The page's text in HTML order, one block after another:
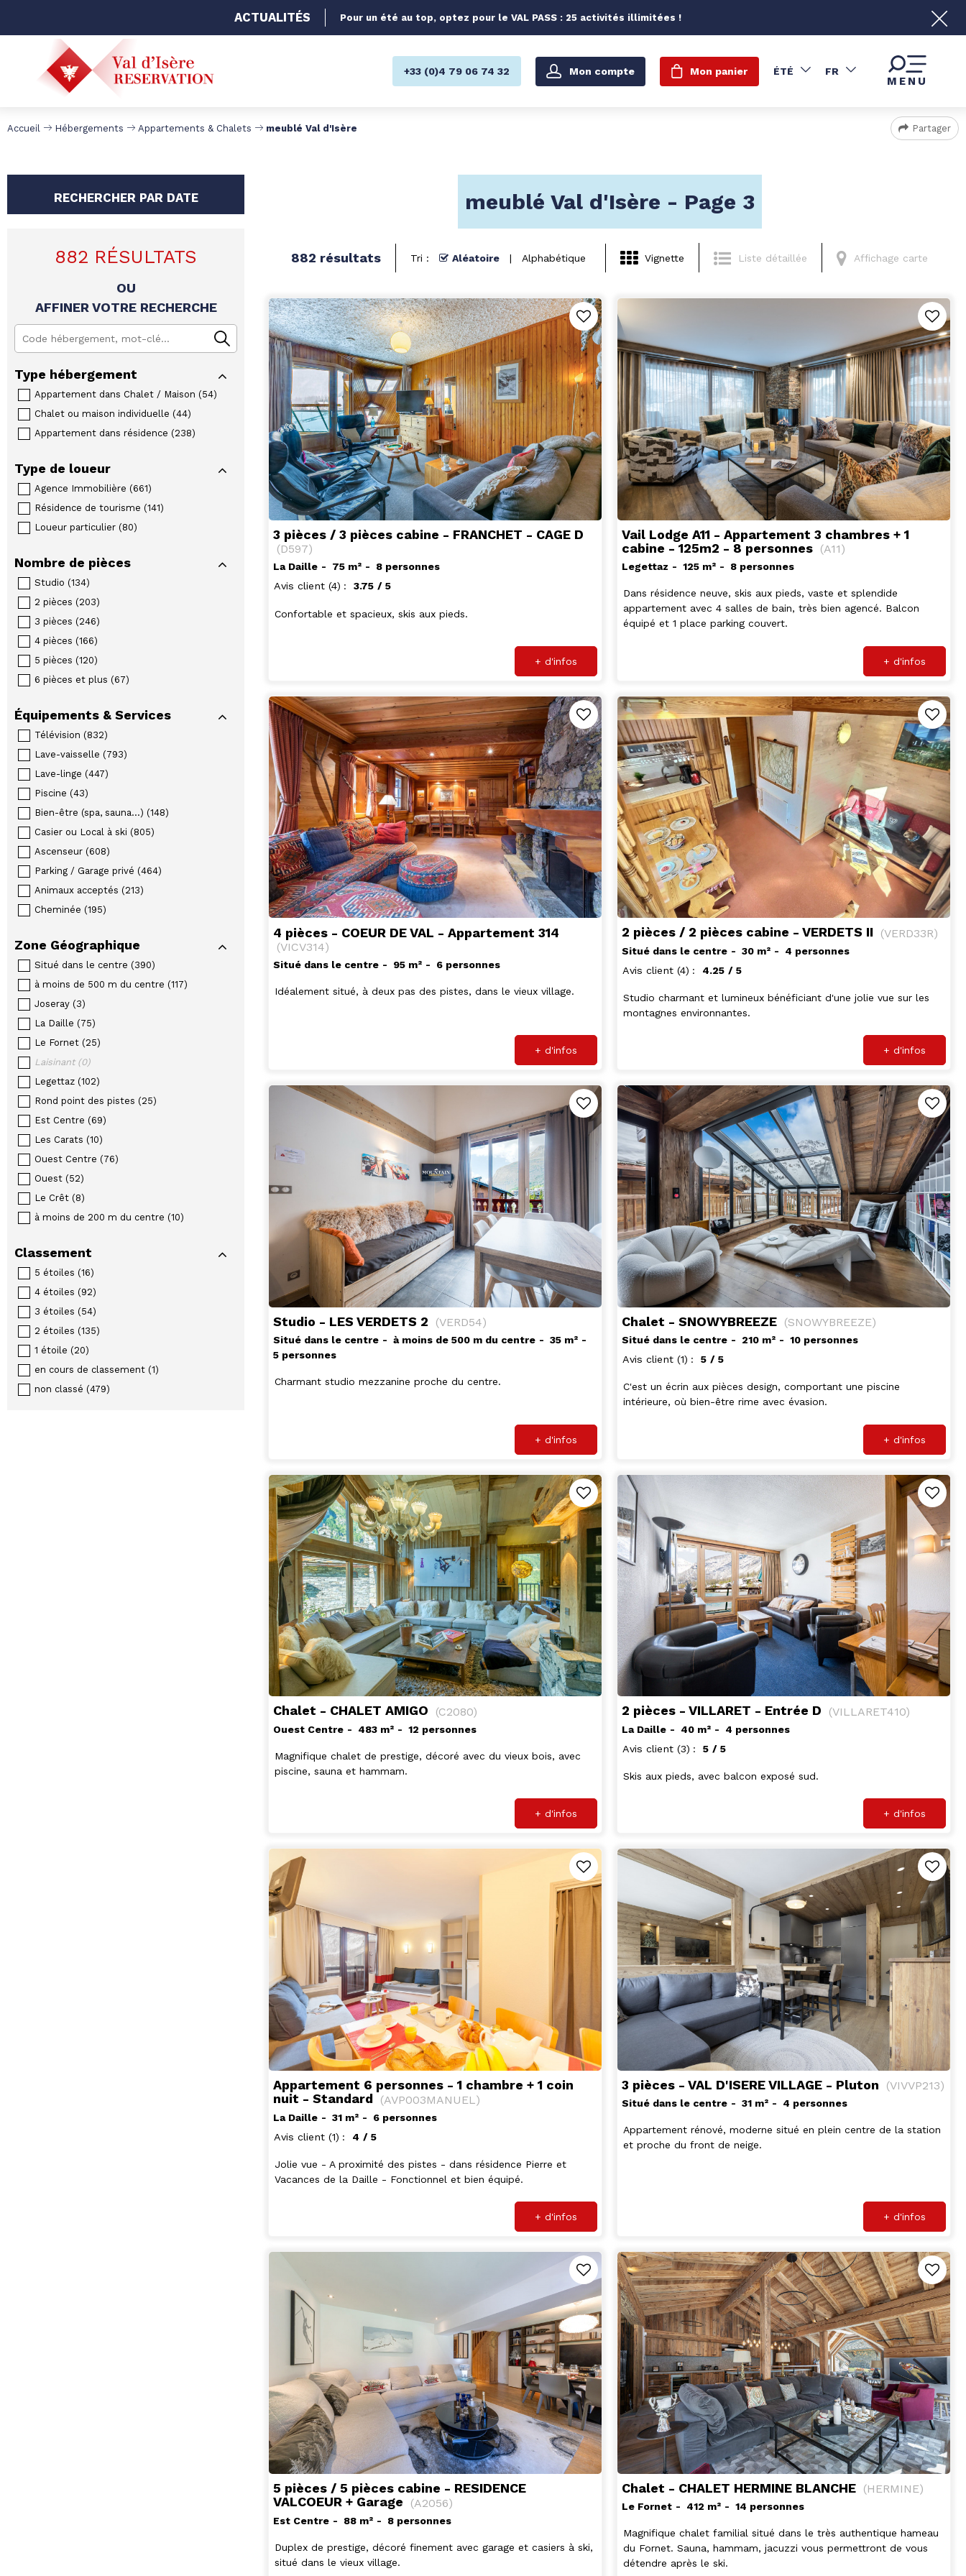
ACTUALITÉS Pour un été au top, optez pour le VAL PASS : 25 activités illimitées !
+33 (0)4 79 06 74 32 Mon compte Mon panier ÉTÉ FR
MENU
Accueil Hébergements Appartements & Chalets meublé Val d'Isère Partager
RECHERCHER PAR DATE
OU
AFFINER VOTRE RECHERCHE
882 RÉSULTATS
Type hébergement
Appartement dans Chalet / Maison (54)
Chalet ou maison individuelle (44)
Appartement dans résidence (238)
Type de loueur
Agence Immobilière (661)
Résidence de tourisme (141)
Loueur particulier (80)
Nombre de pièces
Studio (134)
2 pièces (203)
3 pièces (246)
4 pièces (166)
5 pièces (120)
6 pièces et plus (67)
Équipements & Services
Télévision (832)
Lave-vaisselle (793)
Lave-linge (447)
Piscine (43)
Bien-être (spa, sauna...) (148)
Casier ou Local à ski (805)
Ascenseur (608)
Parking / Garage privé (464)
Animaux acceptés (213)
Cheminée (195)
Zone Géographique
Situé dans le centre (390)
à moins de 500 m du centre (117)
Joseray (3)
La Daille (75)
Le Fornet (25)
Laisinant (0)
Legettaz (102)
Rond point des pistes (25)
Est Centre (69)
Les Carats (10)
Ouest Centre (76)
Ouest (52)
Le Crêt (8)
à moins de 200 m du centre (10)
Classement
5 étoiles (16)
4 étoiles (92)
3 étoiles (54)
2 étoiles (135)
1 étoile (20)
en cours de classement (1)
non classé (479)
meublé Val d'Isère - Page 3
Vignette Liste détaillée Affichage carte
882 résultats Tri : Aléatoire Alphabétique
3 pièces / 3 pièces cabine - FRANCHET - CAGE D
(D597)
La Daille 75 m²
8 personnes
Avis client (4) 3.75 / 5
Confortable et spacieux, skis aux pieds.
+ d'infos
Vail Lodge A11 - Appartement 3 chambres + 1
cabine - 125m2 - 8 personnes (A11)
Legettaz 125 m² 8 personnes
Dans résidence neuve, skis aux pieds, vaste et splendide
appartement avec 4 salles de bain, très bien agencé. Balcon
équipé et 1 place parking couvert.
+ d'infos
4 pièces - COEUR DE VAL - Appartement 314
(VICV314)
Situé dans le centre 95 m² 6 personnes
Idéalement situé, à deux pas des pistes, dans le vieux village.
+ d'infos
2 pièces / 2 pièces cabine - VERDETS II (VERD33R)
Situé dans le centre 30 m²
4 personnes
Avis client (4) 4.25 / 5
Studio charmant et lumineux bénéficiant d'une jolie vue sur les
montagnes environnantes.
+ d'infos
Studio - LES VERDETS 2 (VERD54)
Situé dans le centre à moins de 500 m du centre 35 m²
5 personnes
Charmant studio mezzanine proche du centre.
+ d'infos
Chalet - SNOWYBREEZE (SNOWYBREEZE)
Situé dans le centre 210 m²
10 personnes
Avis client (1) 5 / 5
C'est un écrin aux pièces design, comportant une piscine
intérieure, où bien-être rime avec évasion.
+ d'infos
Chalet - CHALET AMIGO (C2080)
Ouest Centre 483 m² 12 personnes
Magnifique chalet de prestige, décoré avec du vieux bois, avec
piscine, sauna et hammam.
+ d'infos
2 pièces - VILLARET - Entrée D (VILLARET410)
La Daille 40 m²
4 personnes
Avis client (3) 5 / 5
Skis aux pieds, avec balcon exposé sud.
+ d'infos
Appartement 6 personnes - 1 chambre + 1 coin
nuit - Standard
(AVP003MANUEL )
La Daille 31 m²
6 personnes
Avis client (1) 4 / 5
Jolie vue - A proximité des pistes - dans résidence Pierre et
Vacances de la Daille - Fonctionnel et bien équipé.
+ d'infos
3 pièces - VAL D'ISERE VILLAGE - Pluton (VIVVP213)
Situé dans le centre 31 m² 4 personnes
Appartement rénové, moderne situé en plein centre de la station
et proche du front de neige.
+ d'infos
5 pièces / 5 pièces cabine - RESIDENCE
VALCOEUR + Garage
(A2056)
Est Centre 88 m² 8 personnes
Duplex de prestige, décoré finement avec garage et casiers à ski,
situé dans le vieux village.
Chalet - CHALET HERMINE BLANCHE (HERMINE)
Le Fornet 412 m² 14 personnes
Magnifique chalet familial situé dans le très authentique hameau
du Fornet. Sauna, hammam, jacuzzi vous permettront de vous
détendre après le ski.